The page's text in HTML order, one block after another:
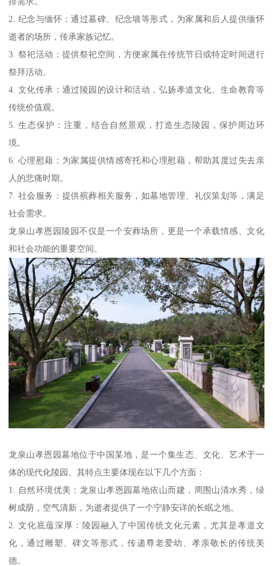
2. 纪念与缅怀：通过墓碑、纪念墙等形式，为家属和后人提供缅怀
逝者的场所，传承家族记忆。
3. 祭祀活动：提供祭祀空间，方便家属在传统节日或特定时间进行
祭拜活动。
4. 文化传承：通过陵园的设计和活动，弘扬孝道文化、生命教育等
传统价值观。
5. 生态保护：注重，结合自然景观，打造生态陵园，保护周边环
境。
6. 心理慰藉：为家属提供情感寄托和心理慰藉，帮助其度过失去亲
人的悲痛时期。
7. 社会服务：提供殡葬相关服务，如墓地管理、礼仪策划等，满足
社会需求。
龙泉山孝恩园陵园不仅是一个安葬场所，更是一个承载情感、文化
和社会功能的重要空间。
龙泉山孝恩园墓地位于中国某地，是一个集生态、文化、艺术于一
体的现代化陵园。其特点主要体现在以下几个方面：
1. 自然环境优美：龙泉山孝恩园墓地依山而建，周围山清水秀，绿
树成荫，空气清新，为逝者提供了一个宁静安详的长眠之地。
2. 文化底蕴深厚：陵园融入了中国传统文化元素，尤其是孝道文
化，通过雕塑、碑文等形式，传递尊老爱幼、孝亲敬长的传统美
德。